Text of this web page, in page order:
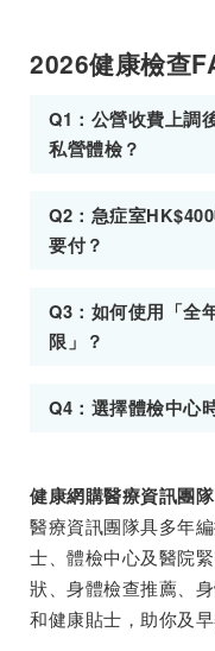
2026健康檢查
Q1：公營收費上調
私營體檢？
Q2：急症室
要付？
Q3：如何使用「全
限」？
Q4：選擇體檢中心
健康網購醫療資訊團隊
醫療資訊團隊具多年
士、體檢中心及醫院
狀、身體檢查推薦、
和健康貼士，助你及